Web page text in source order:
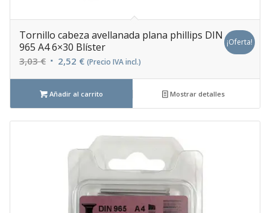
Tornillo cabeza avellanada plana phillips DIN
965 A4 6×30 Blíster
3,03€ El 2,52 €El(Precio IVA incl.)
¡Oferta!
Añadir al carrito Mostrar detalles